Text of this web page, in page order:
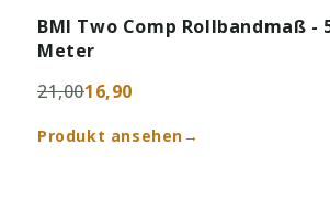
BMI Two Comp Rollbandmaß -
Meter
21,0016,90
Produkt ansehen→